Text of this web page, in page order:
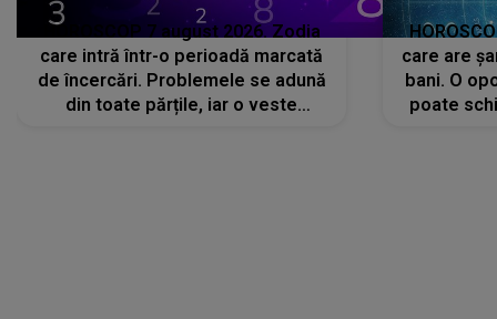
HOROSCOP 7 august 2026. Zodia
care intră într-o perioadă marcată
de încercări. Problemele se adună
din toate părțile, iar o veste
care are
bani. O
poate